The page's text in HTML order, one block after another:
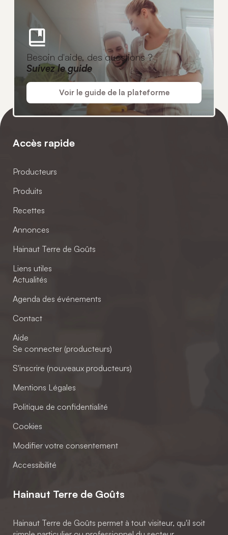
Besoin d'aide, des questions ?
Suivez le guide
Voir le guide de la plateforme
Accès rapide
Producteurs
Produits
Recettes
Annonces
Hainaut Terre de Goûts
Liens utiles
Actualités
Agenda des événements
Contact
Aide
Se connecter (producteurs)
S'inscrire (nouveaux producteurs)
Mentions Légales
Politique de confidentialité
Cookies
Modifier votre consentement
Accessibilité
Hainaut Terre de Goûts
Hainaut Terre de Goûts permet à tout visiteur, qu'il soit